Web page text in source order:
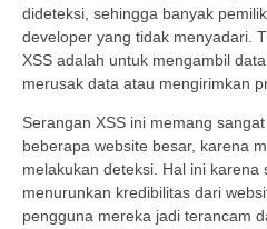
dideteksi, sehingga banyak
developer yang tidak menyadari.
XSS adalah untuk mengambil
merusak data atau mengirimkan
Serangan XSS ini memang
beberapa website besar, karena
melakukan deteksi. Hal ini karena
menurunkan kredibilitas dari
pengguna mereka jadi terancam